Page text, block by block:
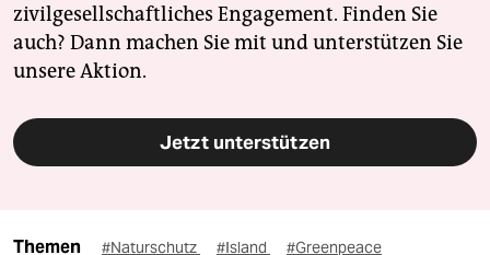
zivilgesellschaftliches Engagement. Finden Sie
auch? Dann machen Sie mit und unterstützen Sie
unsere Aktion.
Jetzt unterstützen
Themen #Naturschutz #Island #Greenpeace